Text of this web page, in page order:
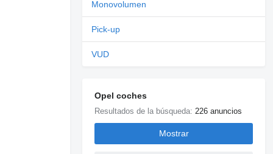
Monovolumen
Pick-up
VUD
Opel coches
Resultados de la búsqueda: 226 anuncios
Mostrar